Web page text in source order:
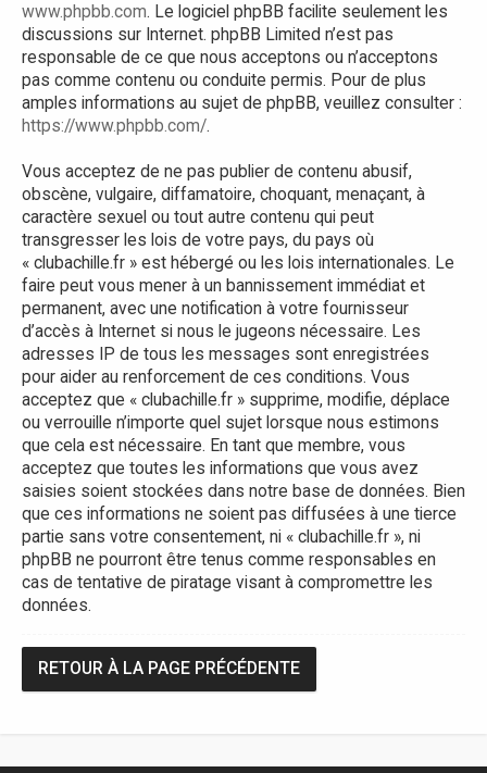
www.phpbb.com. Le logiciel phpBB facilite seulement les
discussions sur Internet. phpBB Limited n’est pas
responsable de ce que nous acceptons ou n’acceptons
pas comme contenu ou conduite permis. Pour de plus
amples informations au sujet de phpBB, veuillez consulter :
https://www.phpbb.com/.
Vous acceptez de ne pas publier de contenu abusif,
obscène, vulgaire, diffamatoire, choquant, menaçant, à
caractère sexuel ou tout autre contenu qui peut
transgresser les lois de votre pays, du pays où
« clubachille.fr » est hébergé ou les lois internationales. Le
faire peut vous mener à un bannissement immédiat et
permanent, avec une notification à votre fournisseur
d’accès à Internet si nous le jugeons nécessaire. Les
adresses IP de tous les messages sont enregistrées
pour aider au renforcement de ces conditions. Vous
acceptez que « clubachille.fr » supprime, modifie, déplace
ou verrouille n’importe quel sujet lorsque nous estimons
que cela est nécessaire. En tant que membre, vous
acceptez que toutes les informations que vous avez
saisies soient stockées dans notre base de données. Bien
que ces informations ne soient pas diffusées à une tierce
partie sans votre consentement, ni « clubachille.fr », ni
phpBB ne pourront être tenus comme responsables en
cas de tentative de piratage visant à compromettre les
données.
RETOUR À LA PAGE PRÉCÉDENTE